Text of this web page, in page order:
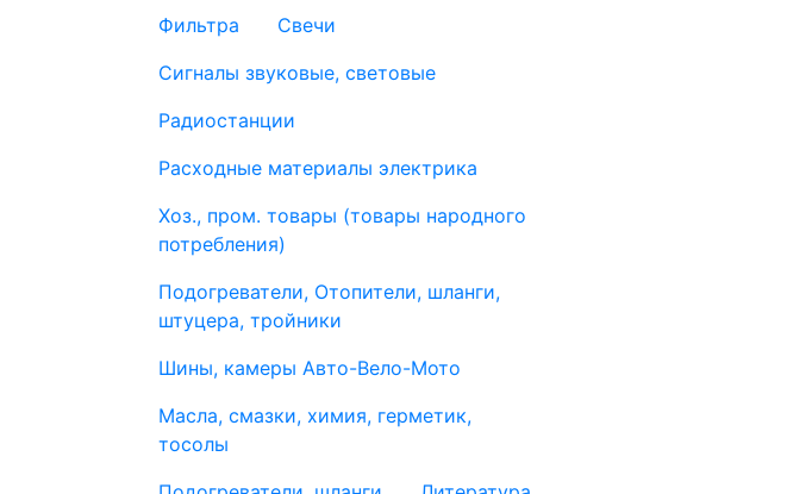
Фильтра
Свечи
Сигналы звуковые, световые
Радиостанции
Расходные материалы электрика
Хоз., пром. товары (товары народного
потребления)
Подогреватели, Отопители, шланги,
штуцера, тройники
Шины, камеры Авто-Вело-Мото
Масла, смазки, химия, герметик,
тосолы